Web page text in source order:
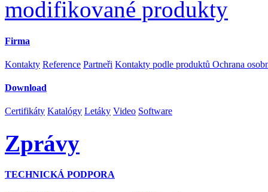
modifikované produkty
Firma
Kontakty Reference Partneři Kontakty podle produktů Ochrana
Download
Certifikáty Katalógy Letáky Video Software
Zprávy
TECHNICKÁ PODPORA